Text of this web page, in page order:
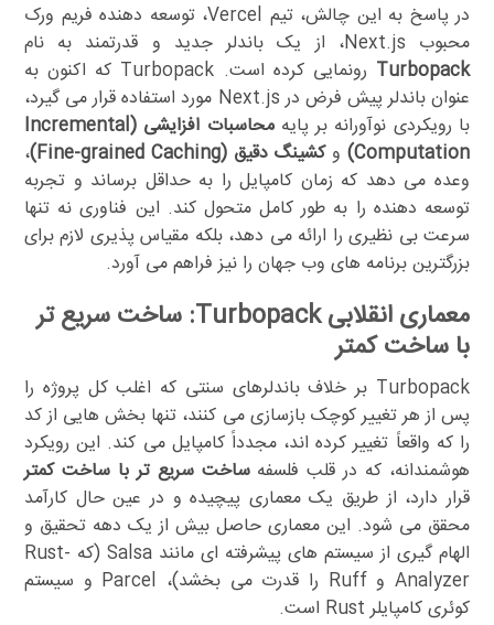
در پاسخ به این چالش، تیم Vercel، توسعه دهنده فریم ورک
محبوب Next.js، از یک باندلر جدید و قدرتمند به نام
Turbopack
رونمایی کرده است. Turbopack که اکنون به
عنوان باندلر پیش فرض در Next.js مورد استفاده قرار می گیرد،
با رویکردی نوآورانه بر پایه
محاسبات افزایشی (Incremental
Computation) وکشینگ دقیق (Fine-grained Caching)
،
وعده می دهد که زمان کامپایل را به حداقل برساند و تجربه
توسعه دهنده را به طور کامل متحول کند. این فناوری نه تنها
سرعت بی نظیری را ارائه می دهد، بلکه مقیاس پذیری لازم برای
بزرگترین برنامه های وب جهان را نیز فراهم می آورد.
معماری انقلابی Turbopack: ساخت سریع تر
با ساخت کمتر
Turbopack بر خلاف باندلرهای سنتی که اغلب کل پروژه را
پس از هر تغییر کوچک بازسازی می کنند، تنها بخش هایی از کد
را که واقعاً تغییر کرده اند، مجدداً کامپایل می کند. این رویکرد
هوشمندانه، که در قلب فلسفهساخت سریع تر با ساخت کمتر
قرار دارد، از طریق یک معماری پیچیده و در عین حال کارآمد
محقق می شود. این معماری حاصل بیش از یک دهه تحقیق و
الهام گیری از سیستم های پیشرفته ای مانند Salsa (که Rust-
Analyzer و Ruff را قدرت می بخشد)، Parcel و سیستم
کوئری کامپایلر Rust است.